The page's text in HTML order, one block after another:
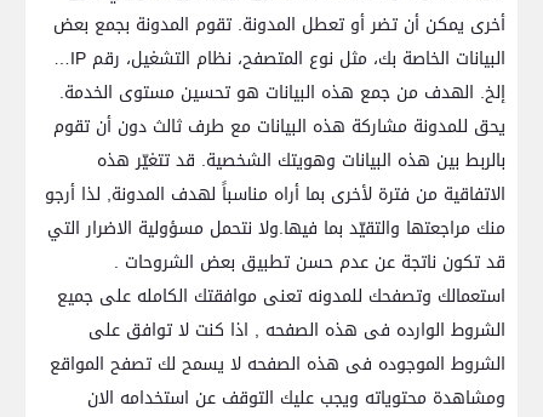
أخرى يمكن أن تضر أو تعطل المدونة. تقوم المدونة بجمع بعض
البيانات الخاصة بك، مثل نوع المتصفح، نظام التشغيل، رقم IP…
إلخ. الهدف من جمع هذه البيانات هو تحسين مستوى الخدمة.
يحق للمدونة مشاركة هذه البيانات مع طرف ثالث دون أن تقوم
بالربط بين هذه البيانات وهويتك الشخصية. قد تتغيّر هذه
الاتفاقية من فترة لأخرى بما أراه مناسباً لهدف المدونة, لذا أرجو
منك مراجعتها والتقيّد بما فيها.ولا نتحمل مسؤولية الاضرار التي
قد تكون ناتجة عن عدم حسن تطبيق بعض الشروحات .
استعمالك وتصفحك للمدونه تعنى موافقتك الكامله على جميع
الشروط الوارده فى هذه الصفحه , اذا كنت لا توافق على
الشروط الموجوده فى هذه الصفحه لا يسمح لك تصفح المواقع
ومشاهدة محتوياته ويجب عليك التوقف عن استخدامه الان